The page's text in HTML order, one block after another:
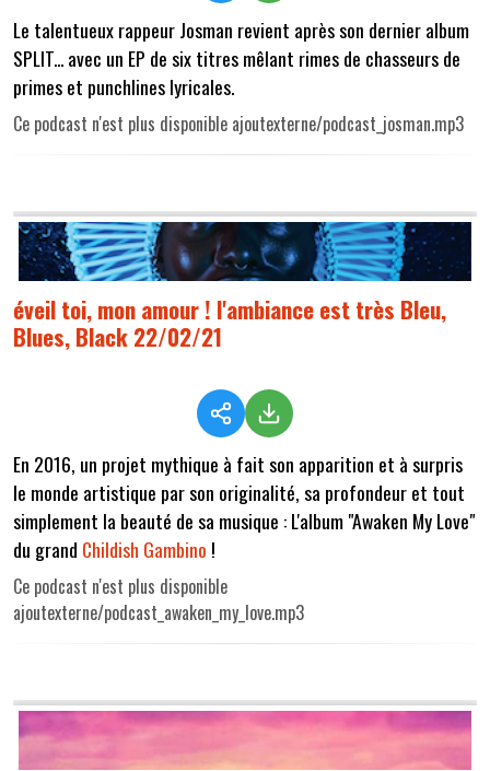
Le talentueux rappeur Josman revient après son dernier album
SPLIT... avec un EP de six titres mêlant rimes de chasseurs de
primes et punchlines lyricales.
Ce podcast n'est plus disponible ajoutexterne/podcast_josman.mp3
éveil toi, mon amour ! l'ambiance est très Bleu,
Blues, Black 22/02/21
En 2016, un projet mythique à fait son apparition et à surpris
le monde artistique par son originalité, sa profondeur et tout
simplement la beauté de sa musique : L'album "Awaken My Love"
du grand Childish Gambino !
Ce podcast n'est plus disponible
ajoutexterne/podcast_awaken_my_love.mp3